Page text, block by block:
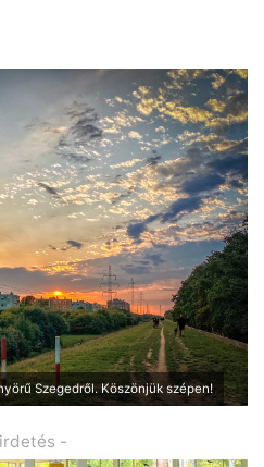
Szegedről. Köszönjük szépen!
-